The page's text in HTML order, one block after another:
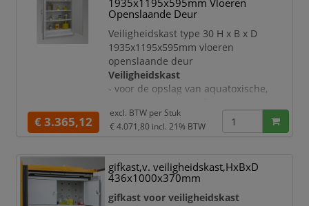
thermomechanica
- deuren bij temperatuurstijging naar \
<50° C
- toe- en afvoerkanalen bij
temperatuurstijging naar 70° C
- 3 inzetlegborden
- legbor
1935x1195x595mm Vloeren
Openslaande Deur
Veiligheidskast type 30 H x B x D
1935x1195x595mm vloeren
openslaande deur
Veiligheidskast
- voor de opslag van aquatoxische,
vloeistoffen.
Deuren:
Uitrusting:
- sluit bij brand automatisch dankzij
thermomechanica
€ 3.365,12
excl. BTW per Stuk
€ 4.071,80 incl. 21% BTW
gifkast,v. veiligheidskast,HxBxD
436x1000x370mm
gifkast voor veiligheidskast